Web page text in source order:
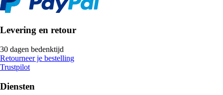
Levering en retour
30 dagen bedenktijd
Retourneer je bestelling
Trustpilot
Diensten